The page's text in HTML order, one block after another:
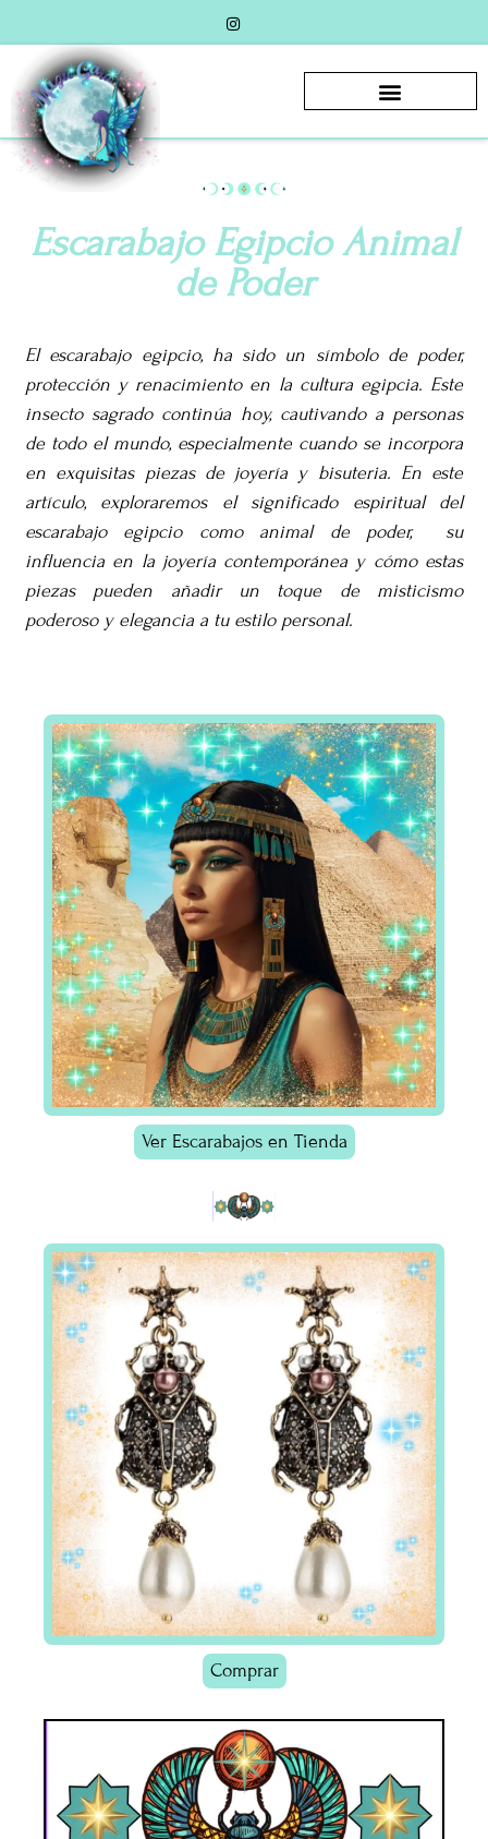
Escarabajo Egipcio Animal
de Poder
El escarabajo egipcio, ha sido un símbolo de poder,
protección y renacimiento en la cultura egipcia. Este
insecto sagrado continúa hoy, cautivando a personas
de todo el mundo, especialmente cuando se incorpora
en exquisitas piezas de joyería y bisuteria. En este
artículo, exploraremos el significado espiritual del
escarabajo egipcio como animal de poder, su
influencia en la joyería contemporánea y cómo estas
piezas pueden añadir un toque de misticismo
poderoso y elegancia a tu estilo personal.
Ver Escarabajos en Tienda
Comprar